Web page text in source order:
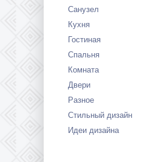
Санузел
Кухня
Гостиная
Спальня
Комната
Двери
Разное
Стильный дизайн
Идеи дизайна